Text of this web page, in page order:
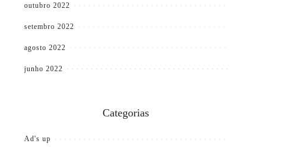
outubro 2022
setembro 2022
agosto 2022
junho 2022
Categorias
Ad's up